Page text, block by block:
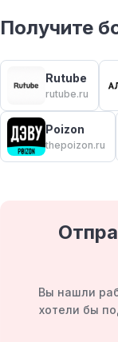
Получите
Rutube
rutube.ru
Poizon
thepoizon.ru
Вы нашли
хотели бы